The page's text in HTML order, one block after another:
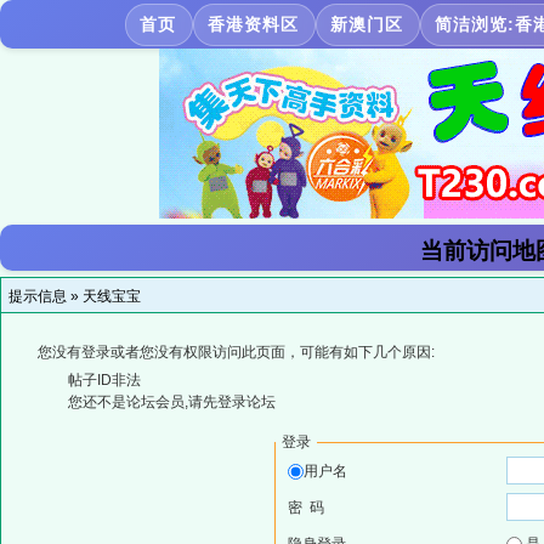
首页 香港资料区 新澳门区 简洁浏览:香
当前访问地
提示信息 » 天线宝宝
您没有登录或者您没有权限访问此页面，可能有如下几个原因:
帖子ID非法
您还不是论坛会员,请先登录论坛
登录
用户名
密 码